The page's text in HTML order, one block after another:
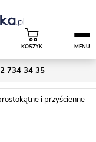
734 34 35
KOSZYK MENU
i przyścienne